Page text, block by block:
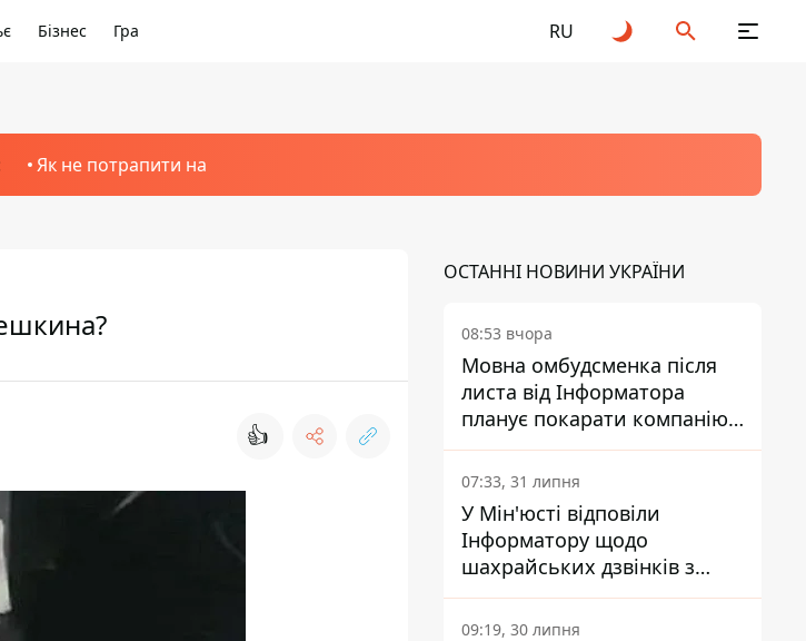
Бізнес Гра RU
Як не потрапити на
👍
ОСТАННІ НОВИНИ УКРАЇНИ
08:53 вчора
Мовна омбудсменка після
листа від Інформатора
планує покарати компанію-
підрядника ПриватБанку
07:33, 31 липня
У Мін'юсті відповіли
Інформатору щодо
шахрайських дзвінків з
камери Сумського СІЗО так,
що ніхто нічого не зрозумів
09:19, 30 липня